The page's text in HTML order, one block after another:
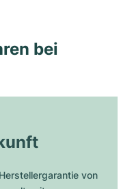
bei
von